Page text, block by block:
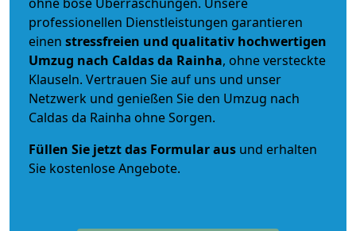
professionellen Dienstleistungen garantieren
einen stressfreien und qualitativ hochwertigen
Umzug nach Caldas da Rainha, ohne versteckte
Klauseln. Vertrauen Sie auf uns und unser
Netzwerk und genießen Sie den Umzug nach
Caldas da Rainha ohne Sorgen.
Füllen Sie jetzt das Formular aus und erhalten
Sie kostenlose Angebote.